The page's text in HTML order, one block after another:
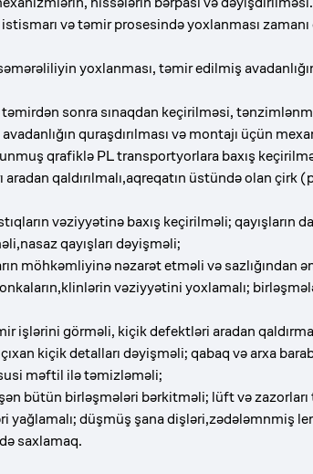
istismarı və təmir prosesində yoxlanması
yoxlanması, təmir edilmiş
təmirdən sonra sınaqdan keçirilməsi,
quraşdırılması və montajı üçün
qrafiklə PL transportyorlara baxış
aradan qaldırılmalı,aqreqatın üstündə olan çirk
vəziyyətinə baxış keçirilməli; qayışların
qayışları dəyişməli;
möhkəmliyinə nəzarət etməli və sazlığından
vəziyyətini yoxlamalı;
işlərini görməli, kiçik defektləri aradan
çıxan kiçik detalları dəyişməli; qabaq və arxa
məftil ilə təmizləməli;
bütün birləşmələri bərkitməli; lüft və
yağlamalı; düşmüş şana dişləri,zədələmnmiş
saxlamaq.